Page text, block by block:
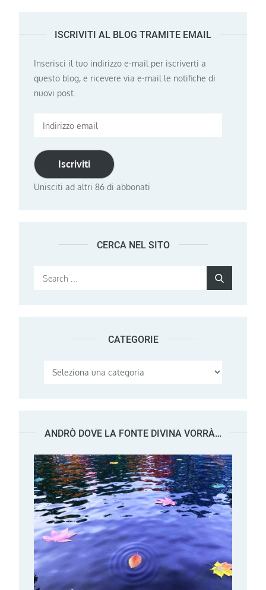
ISCRIVITI AL BLOG TRAMITE EMAIL
Inserisci il tuo indirizzo e-mail per iscriverti a
questo blog, e ricevere via e-mail le notifiche di
nuovi post.
Indirizzo
Iscriviti
Unisciti ad altri 86 di abbonati
CERCA NEL SITO
Search
CATEGORIE
Categorie
ANDRÒ DOVE LA FONTE DIVINA VORRÀ…